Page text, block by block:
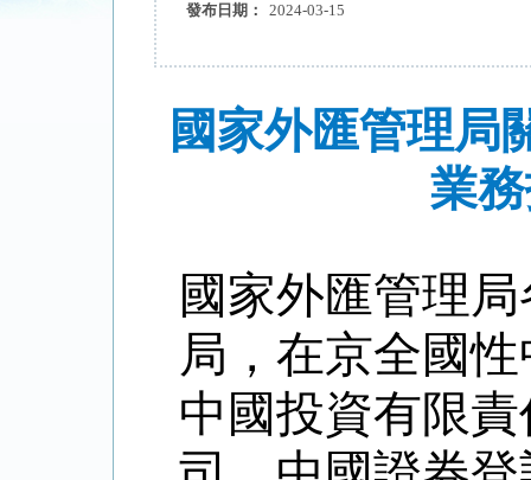
發布日期：
2024-03-15
國家外匯管理局
業
國家外匯管理
局， 在京全國
中國投資有限